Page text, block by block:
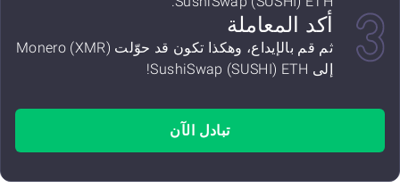
أكد المعاملة
ثم قم بالإيداع، وهكذا تكون قد حوّلت Monero (XMR)
إلى SushiSwap (SUSHI) ETH!
تبادل الآن